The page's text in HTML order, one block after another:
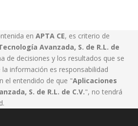
en APTA CE, es criterio de
Avanzada, S. de R.L. de
de decisiones y los resultados que se
información es responsabilidad
el entendido de que "Aplicaciones
S. de R.L. de C.V.", no tendrá